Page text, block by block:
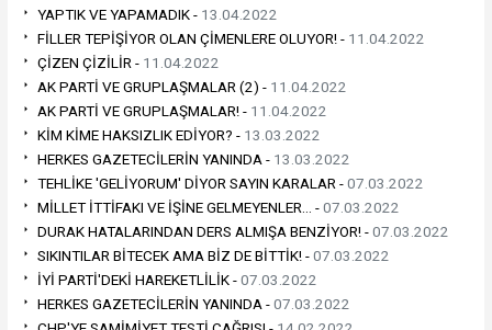
YAPTIK VE YAPAMADIK - 13.04.2022
FİLLER TEPİŞİYOR OLAN ÇİMENLERE OLUYOR! - 11.04.2022
ÇİZEN ÇİZİLİR - 11.04.2022
AK PARTİ VE GRUPLAŞMALAR (2) - 11.04.2022
AK PARTİ VE GRUPLAŞMALAR! - 11.04.2022
KİM KİME HAKSIZLIK EDİYOR? - 13.03.2022
HERKES GAZETECİLERİN YANINDA - 13.03.2022
TEHLİKE 'GELİYORUM' DİYOR SAYIN KARALAR -07.03.2022
MİLLET İTTİFAKI VE İŞİNE GELMEYENLER… -07.03.2022
DURAK HATALARINDAN DERS ALMIŞA BENZİYOR! -07.03.2022
SIKINTILAR BİTECEK AMA BİZ DE BİTTİK! -07.03.2022
İYİ PARTİ'DEKİ HAREKETLİLİK -07.03.2022
HERKES GAZETECİLERİN YANINDA -07.03.2022